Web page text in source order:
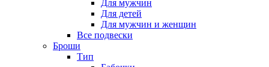
Для мужчин
Для детей
Для мужчин и женщин
Все подвески
Броши
Тип